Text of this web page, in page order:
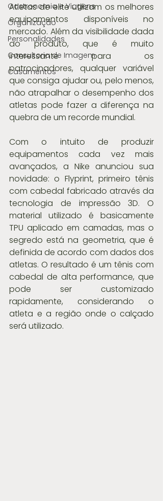
Gastronomia e Viagens
Organização
Personalidades
Consultoria de Imagem
Casamentos
Atletas de elite utilizam os melhores
equipamentos disponíveis no
mercado. Além da visibilidade dada
ao produto, que é muito
interessante para os
patrocinadores, qualquer variável
que consiga ajudar ou, pelo menos,
não atrapalhar o desempenho dos
atletas pode fazer a diferença na
quebra de um recorde mundial.
Com o intuito de produzir
equipamentos cada vez mais
avançados, a Nike anunciou sua
novidade: o Flyprint, primeiro tênis
com cabedal fabricado através da
tecnologia de impressão 3D. O
material utilizado é basicamente
TPU aplicado em camadas, mas o
segredo está na geometria, que é
definida de acordo com dados dos
atletas. O resultado é um tênis com
cabedal de alta performance, que
pode ser customizado
rapidamente, considerando o
atleta e a região onde o calçado
será utilizado.